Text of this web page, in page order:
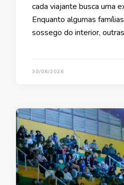
cada viajante busca uma
Enquanto algumas
sossego do interior,
30/06/2026